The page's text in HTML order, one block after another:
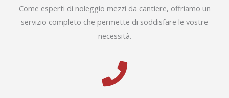
Come esperti di noleggio mezzi da cantiere, offriamo un
servizio completo che permette di soddisfare le vostre
necessità.